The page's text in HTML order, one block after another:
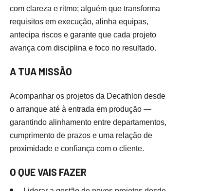
com clareza e ritmo; alguém que transforma
requisitos em execução, alinha equipas,
antecipa riscos e garante que cada projeto
avança com disciplina e foco no resultado.
A TUA MISSÃO
Acompanhar os projetos da Decathlon desde
o arranque até à entrada em produção —
garantindo alinhamento entre departamentos,
cumprimento de prazos e uma relação de
proximidade e confiança com o cliente.
O QUE VAIS FAZER